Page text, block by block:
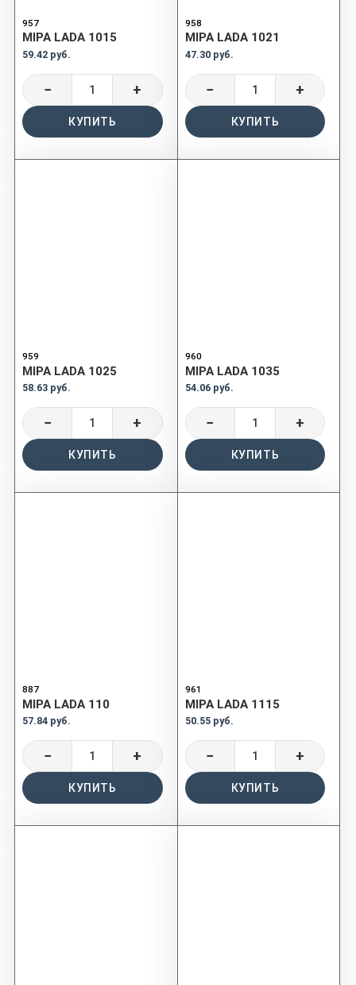
957
MIPA LADA 1015
59.42 руб.
− +
КУПИТЬ
958
MIPA LADA 1021
47.30 руб.
− +
КУПИТЬ
959
MIPA LADA 1025
58.63 руб.
− +
КУПИТЬ
960
MIPA LADA 1035
54.06 руб.
− +
КУПИТЬ
887
MIPA LADA 110
57.84 руб.
− +
КУПИТЬ
961
MIPA LADA 1115
50.55 руб.
− +
КУПИТЬ